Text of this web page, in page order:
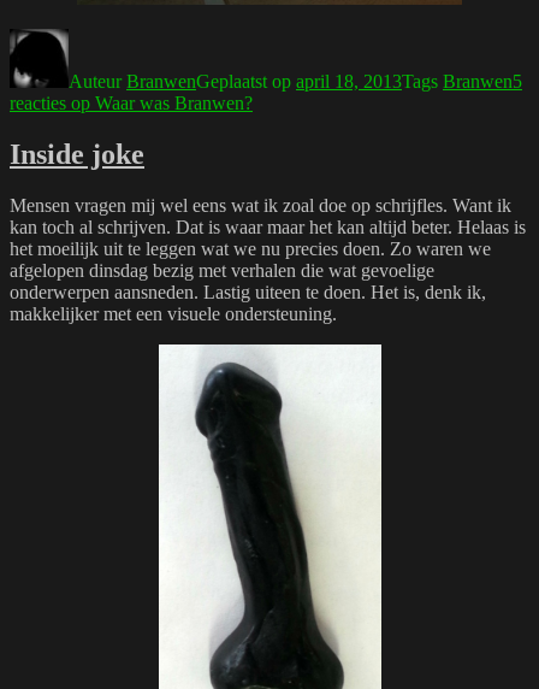
AuteurBranwenGeplaatst op april 18, 2013Tags Branwen5
reacties op Waar was Branwen?
Inside joke
Mensen vragen mij wel eens wat ik zoal doe op schrijfles. Want ik
kan toch al schrijven. Dat is waar maar het kan altijd beter. Helaas is
het moeilijk uit te leggen wat we nu precies doen. Zo waren we
afgelopen dinsdag bezig met verhalen die wat gevoelige
onderwerpen aansneden. Lastig uiteen te doen. Het is, denk ik,
makkelijker met een visuele ondersteuning.